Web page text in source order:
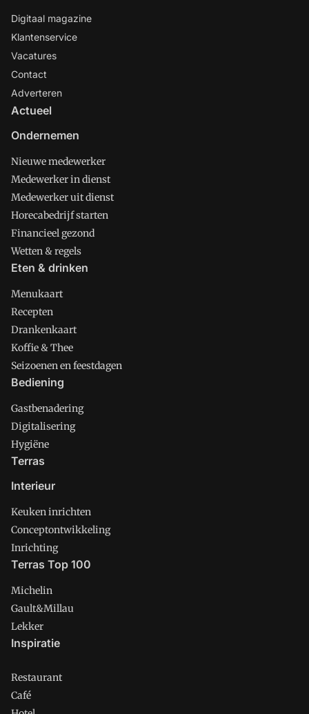
Digitaal magazine
Klantenservice
Vacatures
Contact
Adverteren
Actueel
Ondernemen
Nieuwe medewerker
Medewerker in dienst
Medewerker uit dienst
Horecabedrijf starten
Financieel gezond
Wetten & regels
Eten & drinken
Menukaart
Recepten
Drankenkaart
Koffie & Thee
Seizoenen en feestdagen
Bediening
Gastbenadering
Digitalisering
Hygiëne
Terras
Interieur
Keuken inrichten
Conceptontwikkeling
Inrichting
Terras Top 100
Michelin
Gault&Millau
Lekker
Inspiratie
Restaurant
Café